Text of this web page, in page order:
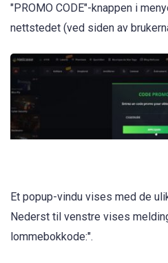
"PROMO CODE"-knappen i
nettstedet (ved siden av
Et popup-vindu vises med de
Nederst til venstre vises
lommebokkode:".